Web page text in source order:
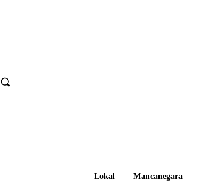
Lokal Mancanegara